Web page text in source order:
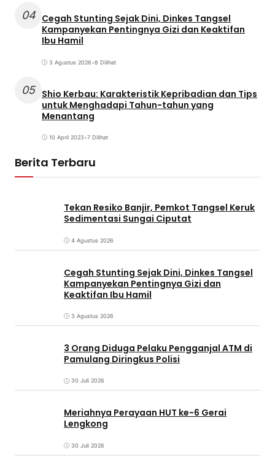
04 Cegah Stunting Sejak Dini, Dinkes Tangsel
Kampanyekan Pentingnya Gizi dan Keaktifan
Ibu Hamil
3 Agustus 2026•8 Dilihat
05 Shio Kerbau: Karakteristik Kepribadian dan Tips
untuk Menghadapi Tahun-tahun yang
Menantang
10 April 2023•7 Dilihat
Berita Terbaru
Tekan Resiko Banjir, Pemkot Tangsel Keruk
Sedimentasi Sungai Ciputat
4 Agustus 2026
Cegah Stunting Sejak Dini, Dinkes Tangsel
Kampanyekan Pentingnya Gizi dan
Keaktifan Ibu Hamil
3 Agustus 2026
3 Orang Diduga Pelaku Pengganjal ATM di
Pamulang Diringkus Polisi
30 Juli 2026
Meriahnya Perayaan HUT ke-6 Gerai
Lengkong
30 Juli 2026